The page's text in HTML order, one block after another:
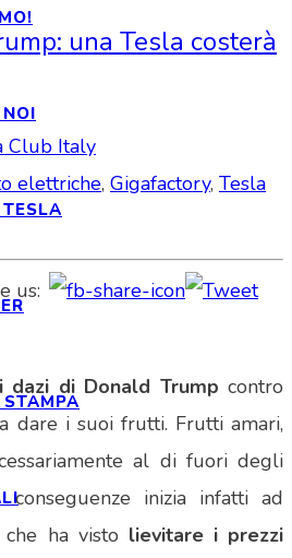
una Tesla costerà
Club Italy
elettriche, Gigafactory, Tesla
us:
dazi di Donald Trump contro
dare i suoi frutti. Frutti amari,
al di fuori degli
inizia infatti ad
che ha visto lievitare i prezzi